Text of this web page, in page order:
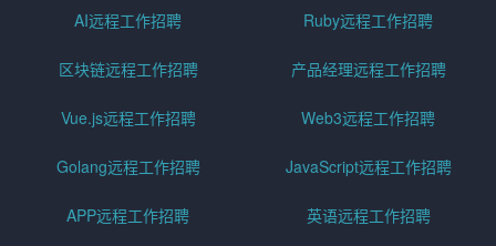
AI远程工作招聘 Ruby远程工作招聘
区块链远程工作招聘 产品经理远程工作招聘
Vue.js远程工作招聘 Web3远程工作招聘
Golang远程工作招聘 JavaScript远程工作招聘
APP远程工作招聘 英语远程工作招聘